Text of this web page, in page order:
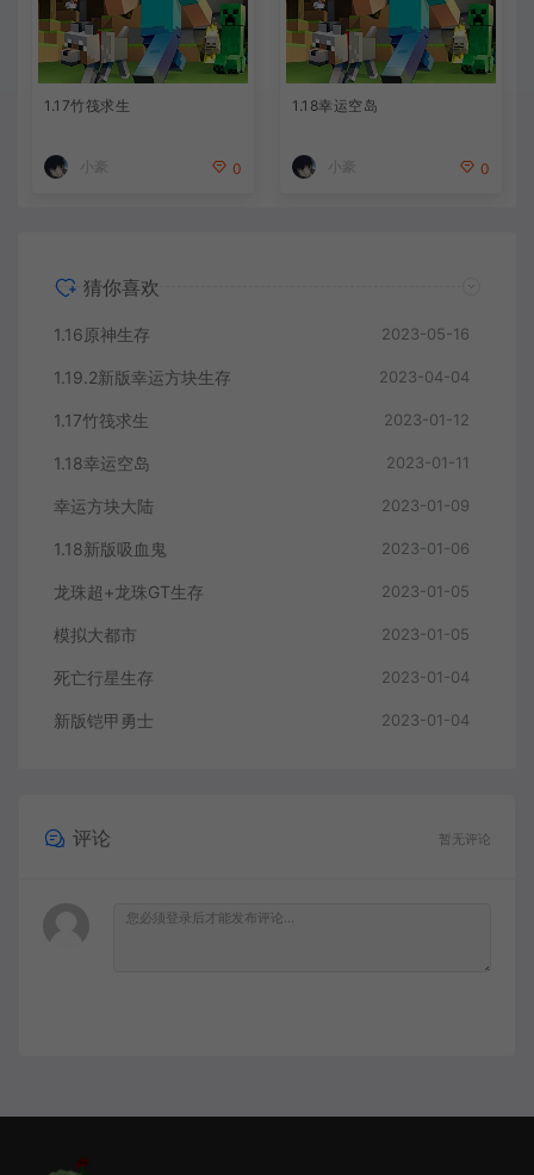
1.17竹筏求生
小豪 0
1.18幸运空岛
小豪 0
猜你喜欢
1.16原神生存 2023-05-16
1.19.2新版幸运方块生存 2023-04-04
1.17竹筏求生 2023-01-12
1.18幸运空岛 2023-01-11
幸运方块大陆 2023-01-09
1.18新版吸血鬼 2023-01-06
龙珠超+龙珠GT生存 2023-01-05
模拟大都市 2023-01-05
死亡行星生存 2023-01-04
新版铠甲勇士 2023-01-04
评论 暂无评论